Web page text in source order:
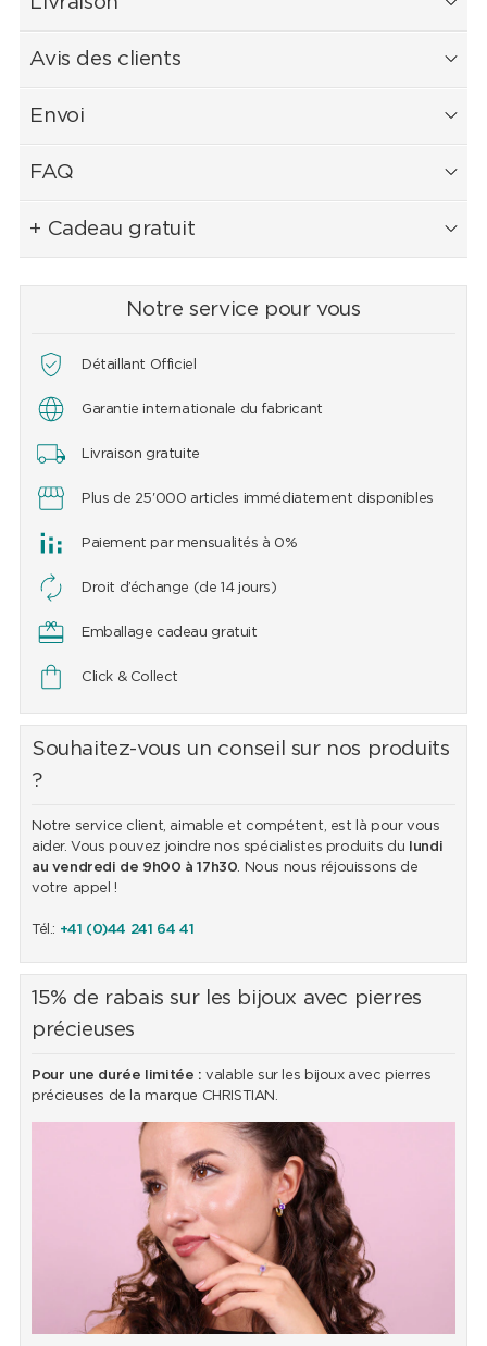
Avis des clients
Envoi
FAQ
+ Cadeau gratuit
Notre service pour vous
Détaillant Officiel
Garantie internationale du fabricant
Livraison gratuite
Plus de 25'000 articles immédiatement disponibles
Paiement par mensualités à 0%
Droit d’échange (de 14 jours)
Emballage cadeau gratuit
Click & Collect
Souhaitez-vous un conseil sur nos produits
?
Notre service client, aimable et compétent, est là pour vous
aider. Vous pouvez joindre nos spécialistes produits du
lundi
au vendredi de 9h00 à 17h30. Nous nous réjouissons de
votre appel !
Tél.: +41 (0)44 241 64 41
15% de rabais sur les bijoux avec pierres
précieuses
Pour une durée limitée : valable sur les bijoux avec pierres
précieuses de la marque CHRISTIAN.